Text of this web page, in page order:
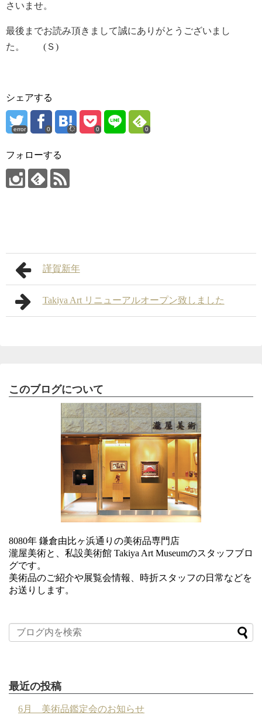
さいませ。
最後までお読み頂きまして誠にありがとうございまし
た。 (Ｓ)
シェアする
error 0 0 0
フォローする
謹賀新年
Takiya Art リニューアルオープン致しました
このブログについて
8080年 鎌倉由比ヶ浜通りの美術品専門店
瀧屋美術と、私設美術館 Takiya Art Museumのスタッフブロ
グです。
美術品のご紹介や展覧会情報、時折スタッフの日常などを
お送りします。
最近の投稿
6月 美術品鑑定会のお知らせ